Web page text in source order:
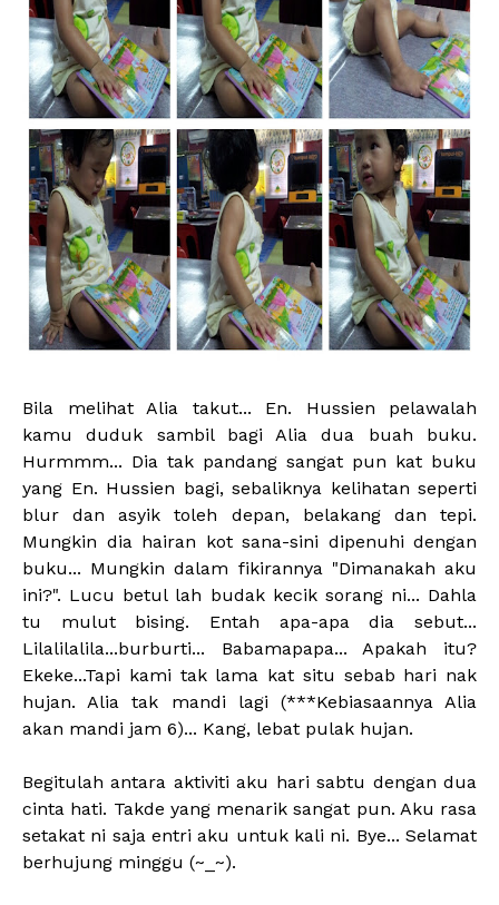
Bila melihat Alia takut... En. Hussien pelawalah
kamu duduk sambil bagi Alia dua buah buku.
Hurmmm... Dia tak pandang sangat pun kat buku
yang En. Hussien bagi, sebaliknya kelihatan seperti
blur dan asyik toleh depan, belakang dan tepi.
Mungkin dia hairan kot sana-sini dipenuhi dengan
buku... Mungkin dalam fikirannya "Dimanakah aku
ini?". Lucu betul lah budak kecik sorang ni... Dahla
tu mulut bising. Entah apa-apa dia sebut...
Lilalilalila...burburti... Babamapapa... Apakah itu?
Ekeke...Tapi kami tak lama kat situ sebab hari nak
hujan. Alia tak mandi lagi (***Kebiasaannya Alia
akan mandi jam 6)... Kang, lebat pulak hujan.
Begitulah antara aktiviti aku hari sabtu dengan dua
cinta hati. Takde yang menarik sangat pun. Aku rasa
setakat ni saja entri aku untuk kali ni. Bye... Selamat
berhujung minggu (~_~).